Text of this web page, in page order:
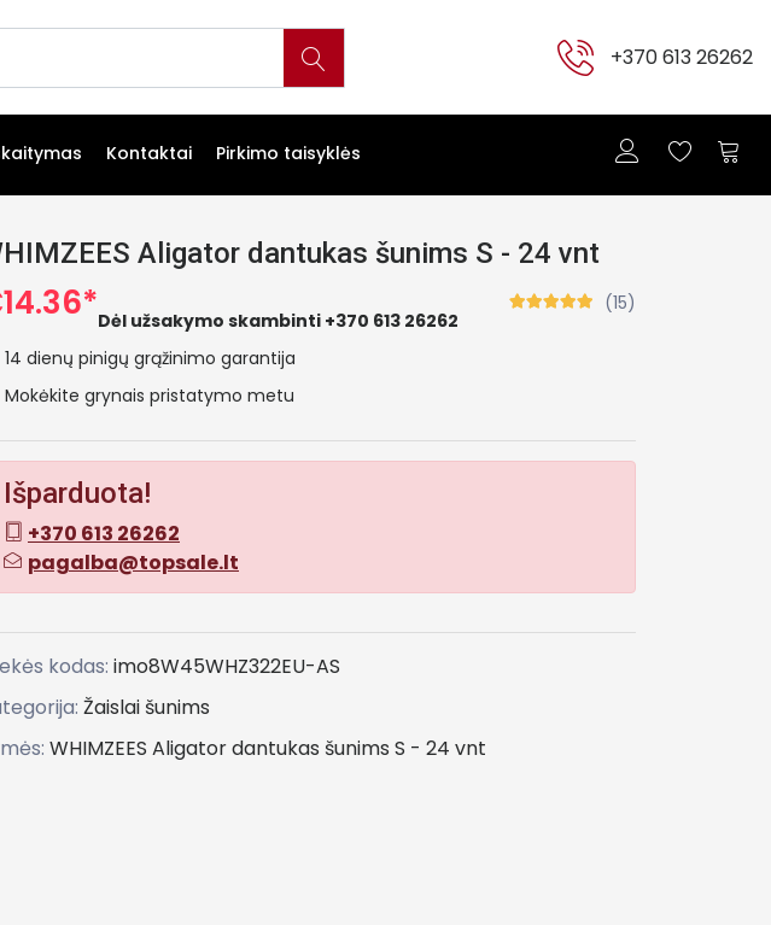
+370 613 26262
Kontaktai Pirkimo taisyklės
Aligator dantukas šunims S - 24 vnt
(15)
Dėl užsakymo skambinti +370 613 26262
14 dienų pinigų grąžinimo garantija
Mokėkite grynais pristatymo metu
Išparduota!
+370 613 26262
pagalba@topsale.lt
kodas: imo8W45WHZ322EU-AS
Žaislai šunims
WHIMZEES Aligatordantukas šunims S - 24 vnt